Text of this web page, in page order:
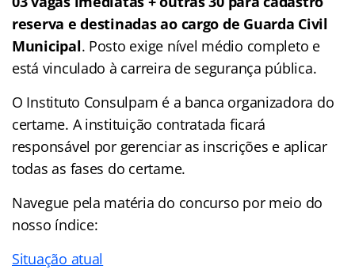
reserva e destinadas ao cargo de Guarda Civil
Municipal. Posto exige nível médio completo e
está vinculado à carreira de segurança pública.
O Instituto Consulpam é a banca organizadora do
certame. A instituição contratada ficará
responsável por gerenciar as inscrições e aplicar
todas as fases do certame.
Navegue pela matéria do concurso por meio do
nosso índice:
Situação atual